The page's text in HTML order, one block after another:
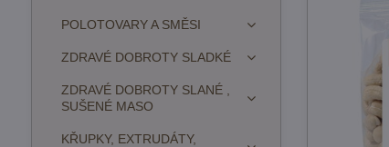
POLOTOVARY A SMĚSI
ZDRAVÉ DOBROTY SLADKÉ
ZDRAVÉ DOBROTY SLANÉ ,
SUŠENÉ MASO
KŘUPKY, EXTRUDÁTY,